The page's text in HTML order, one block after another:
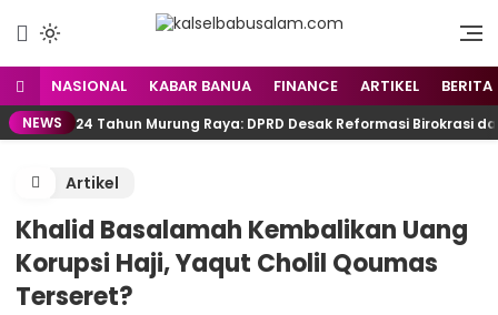
NASIONAL KABAR BANUA FINANCE ARTIKEL BERITA
NEWS 24 Tahun Murung Raya: DPRD Desak Reformasi Birokrasi
Artikel
Khalid Basalamah Kembalikan Uang
Korupsi Haji, Yaqut Cholil Qoumas
Terseret?